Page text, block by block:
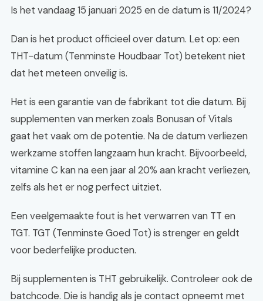
Is het vandaag 15 januari 2025 en de datum is 11/2024?
Dan is het product officieel over datum. Let op: een
THT-datum (Tenminste Houdbaar Tot) betekent niet
dat het meteen onveilig is.
Het is een garantie van de fabrikant tot die datum. Bij
supplementen van merken zoals Bonusan of Vitals
gaat het vaak om de potentie. Na de datum verliezen
werkzame stoffen langzaam hun kracht. Bijvoorbeeld,
vitamine C kan na een jaar al 20% aan kracht verliezen,
zelfs als het er nog perfect uitziet.
Een veelgemaakte fout is het verwarren van TT en
TGT. TGT (Tenminste Goed Tot) is strenger en geldt
voor bederfelijke producten.
Bij supplementen is THT gebruikelijk. Controleer ook de
batchcode. Die is handig als je contact opneemt met